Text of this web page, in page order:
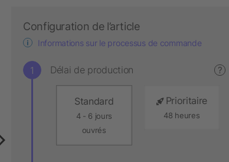
Configuration de l’article
Informations sur le processus de commande
Délai de production ?
Standard
4 - 6 jours
ouvrés
Prioritaire
48 heures